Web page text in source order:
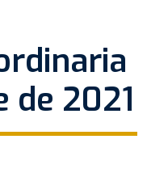
de 2021